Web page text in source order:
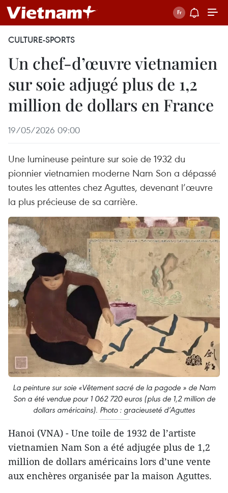
CULTURE-SPORTS
Un chef-d’œuvre vietnamien
sur soie adjugé plus de 1,2
million de dollars en France
19/05/2026 09:00
Une lumineuse peinture sur soie de 1932 du
pionnier vietnamien moderne Nam Son a dépassé
toutes les attentes chez Aguttes, devenant l’œuvre
la plus précieuse de sa carrière.
La peinture sur soie «Vêtement sacré de la pagode » de Nam
Son a été vendue pour 1 062 720 euros (plus de 1,2 million de
dollars américains). Photo : gracieuseté d’Aguttes
Hanoi (VNA) - Une toile de 1932 de l’artiste
vietnamien Nam Son a été adjugée plus de 1,2
million de dollars américains lors d’une vente
aux enchères organisée par la maison Aguttes.